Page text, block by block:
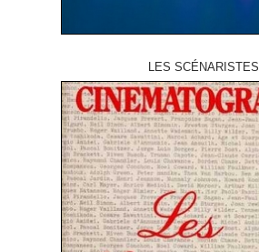
LES SCÉNARISTES